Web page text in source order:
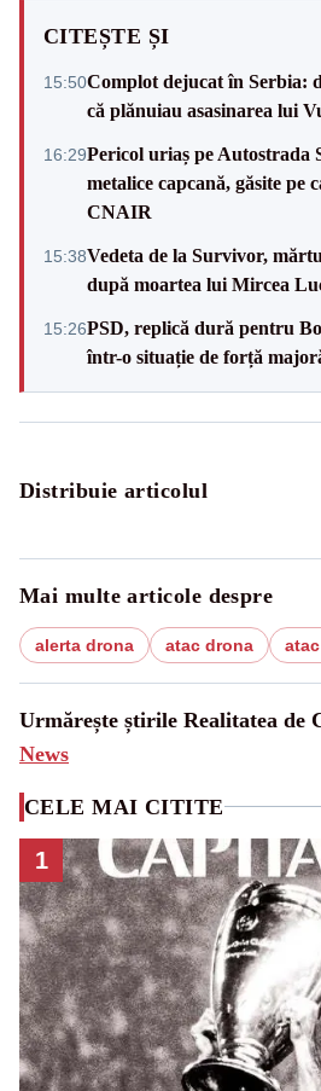
CITEȘTE ȘI
15:50Complot dejucat în Serbia:
că plănuiau asasinarea lui
16:29Pericol uriaș pe Autostrada
metalice capcană, găsite pe
CNAIR
15:38Vedeta de la Survivor,
după moartea lui Mircea
15:26PSD, replică dură pentru
într-o situație de forță
Distribuie articolul
Mai multe articole despre
alerta drona atac drona
Urmărește știrile Realitatea de
News
CELE MAI CITITE
1